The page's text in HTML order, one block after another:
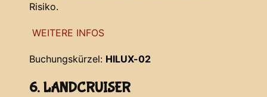
Risiko.
WEITERE INFOS
Buchungskürzel: HILUX-02
6. LANDCRUISER